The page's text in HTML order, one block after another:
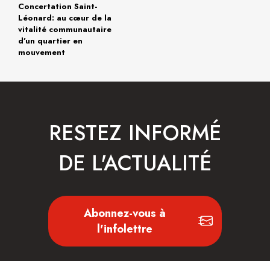
Concertation Saint-
Léonard: au cœur de la
vitalité communautaire
d’un quartier en
mouvement
RESTEZ INFORMÉ
DE L'ACTUALITÉ
Abonnez-vous à
l'infolettre